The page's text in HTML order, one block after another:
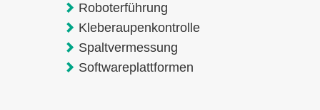
Roboterführung
Kleberaupenkontrolle
Spaltvermessung
Softwareplattformen